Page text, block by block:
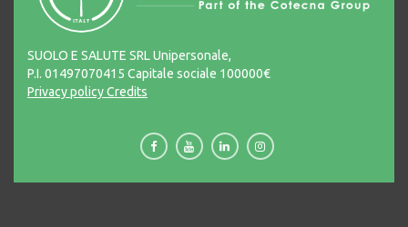
SUOLO E SALUTE SRL Unipersonale,
P.I. 01497070415 Capitale sociale 100000€
Privacy policyCredits